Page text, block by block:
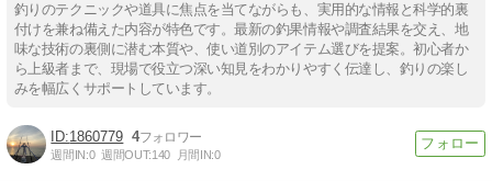
釣りのテクニックや道具に焦点を当てながらも、実用的な情報と科学的裏
付けを兼ね備えた内容が特色です。最新の釣果情報や調査結果を交え、地
味な技術の裏側に潜む本質や、使い道別のアイテム選びを提案。初心者か
ら上級者まで、現場で役立つ深い知見をわかりやすく伝達し、釣りの楽し
みを幅広くサポートしています。
1860779 4
週間IN:0 週間OUT:140 月間IN:0